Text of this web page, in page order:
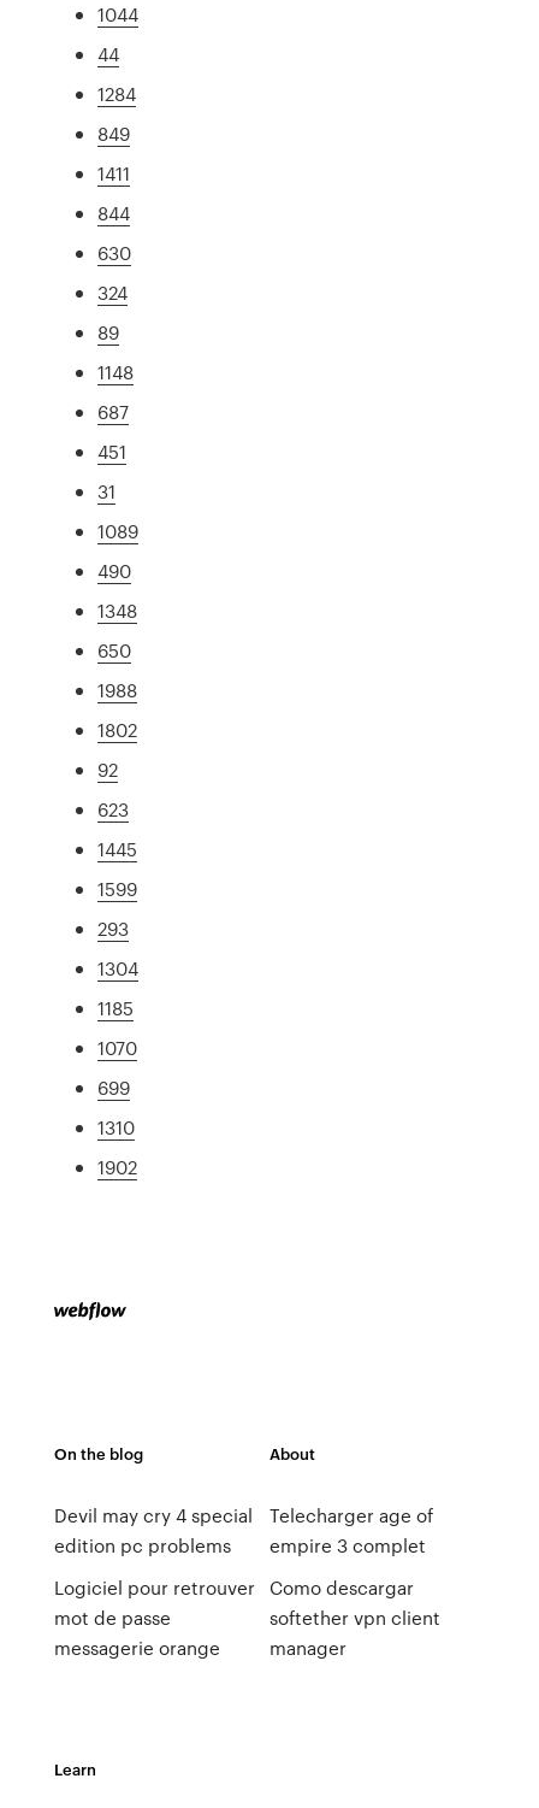
1044
44
1284
849
1411
844
630
324
89
1148
687
451
31
1089
490
1348
650
1988
1802
92
623
1445
1599
293
1304
1185
1070
699
1310
1902
On the blog
Devil may cry 4 special
edition pc problems
Logiciel pour retrouver
mot de passe
messagerie orange
About
Telecharger age of
empire 3 complet
Como descargar
softether vpn client
manager
Learn